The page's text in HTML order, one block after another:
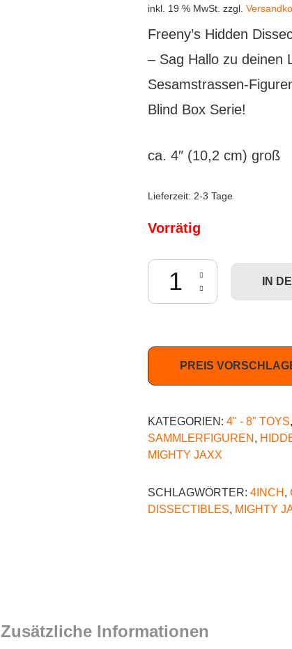
inkl. 19 % MwSt. zzgl.
Freeny’s Hidden
– Sag Hallo zu deinen
Sesamstrassen-
Blind Box Serie!
ca. 4″ (10,2 cm) groß
Lieferzeit: 2-3 Tage
Vorrätig
Freeny's Hidden
IN
PREIS
KATEGORIEN: 4" - 8" TOYS,
SAMMLERFIGUREN ,
MIGHTY JAXX
SCHLAGWÖRTER: 4INCH ,
DISSECTIBLES, MIGHTY
Zusätzliche Informationen